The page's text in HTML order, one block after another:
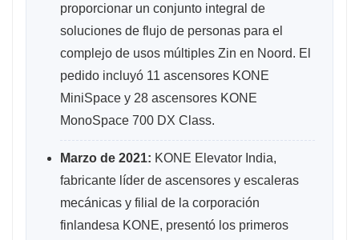
proporcionar un conjunto integral de
soluciones de flujo de personas para el
complejo de usos múltiples Zin en Noord. El
pedido incluyó 11 ascensores KONE
MiniSpace y 28 ascensores KONE
MonoSpace 700 DX Class.
Marzo de 2021: KONE Elevator India,
fabricante líder de ascensores y escaleras
mecánicas y filial de la corporación
finlandesa KONE, presentó los primeros